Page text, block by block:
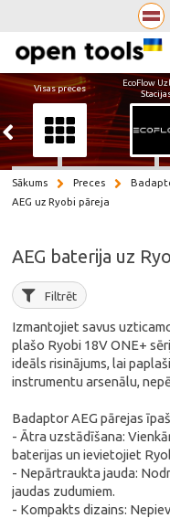
Visas preces
EcoFlow
Sākums Preces
AEG uz Ryobi pāreja
AEG baterija uz
Filtrēt
Izmantojiet savus
plašo Ryobi 18V ONE+
ideāls risinājums, lai
instrumentu arsenālu,
Badaptor AEG pārejas
- Ātra uzstādīšana:
baterijas un ievietojiet
- Nepārtraukta jauda:
jaudas zudumiem.
- Kompakts dizains: